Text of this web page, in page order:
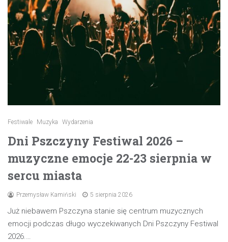
Festiwale Muzyka Wydarzenia
Dni Pszczyny Festiwal 2026 –
muzyczne emocje 22-23 sierpnia w
sercu miasta
Przemysław Kamiński 5 sierpnia 2026
Już niebawem Pszczyna stanie się centrum muzycznych
emocji podczas długo wyczekiwanych Dni Pszczyny Festiwal
2026.…